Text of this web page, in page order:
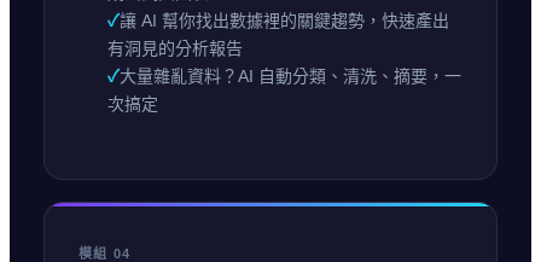
✓讓 AI 幫你找出數據裡的關鍵趨勢，快速產出
有洞見的分析報告
✓大量雜亂資料？AI 自動分類、清洗、摘要，一
次搞定
模組 04